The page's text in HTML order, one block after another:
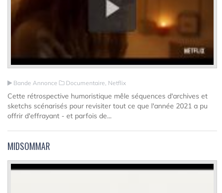
Bande Annonce Documentaire, Netflix
Cette rétrospective humoristique mêle séquences d'archives et
sketchs scénarisés pour revisiter tout ce que l'année 2021 a pu
offrir d'effrayant - et parfois de...
MIDSOMMAR